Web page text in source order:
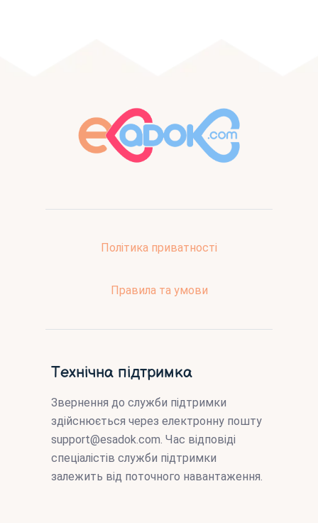
Політика приватності
Правила та умови
Технічна підтримка
Звернення до служби підтримки
здійснюється через електронну пошту
support@esadok.com. Час відповіді
спеціалістів служби підтримки
залежить від поточного навантаження.